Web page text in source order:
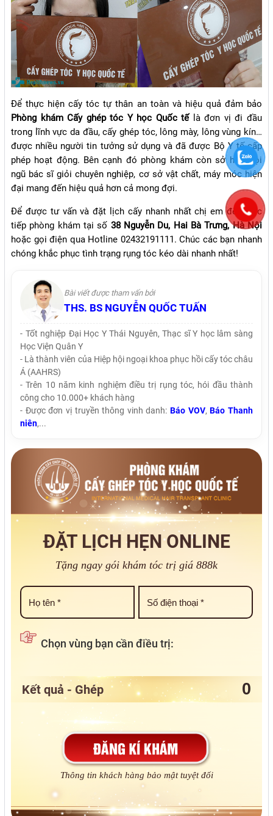
Để thực hiện cấy tóc tự thân an toàn và hiệu quả đảm bảo
Phòng khám Cấy ghép tóc Y học Quốc tếlà đơn vị đi đầu
trong lĩnh vực da đầu, cấy ghép tóc, lông mày, lông vùng kín…
được nhiều người tin tưởng sử dụng và đã được Bộ Y tế cấp
phép hoạt động. Bên cạnh đó phòng khám còn sở hữu đội
ngũ bác sĩ giỏi chuyên nghiệp, cơ sở vật chất, máy móc hiện
đại mang đến hiệu quả hơn cả mong đợi.
Để được tư vấn và đặt lịch cấy nhanh nhất chị em đến trực
tiếp phòng khám tại số 38 Nguyễn Du, Hai Bà Trưng, Hà Nội
hoặc gọi điện qua Hotline 02432191111. Chúc các bạn nhanh
chóng khắc phục tình trạng rụng tóc kéo dài nhanh nhất!
Bài viết được tham vấn bởi
THS. BS NGUYỄN QUỐC TUẤN
- Tốt nghiệp Đại Học Y Thái Nguyên, Thạc sĩ Y học lâm sàng
Học Viện Quân Y
- Là thành viên của Hiệp hội ngoại khoa phục hồi cấy tóc châu
Á (AAHRS)
- Trên 10 năm kinh nghiệm điều trị rụng tóc, hói đầu thành
công cho 10.000+ khách hàng
- Được đơn vị truyền thông vinh danh:Báo VOV,Báo Thanh
niên,...
ĐẶT LỊCH HẸN ONLINE
Tặng ngay gói khám tóc trị giá 888k
Chọn vùng bạn cần điều trị:
Kết quả - Ghép
Thông tin khách hàng bảo mật tuyệt đối